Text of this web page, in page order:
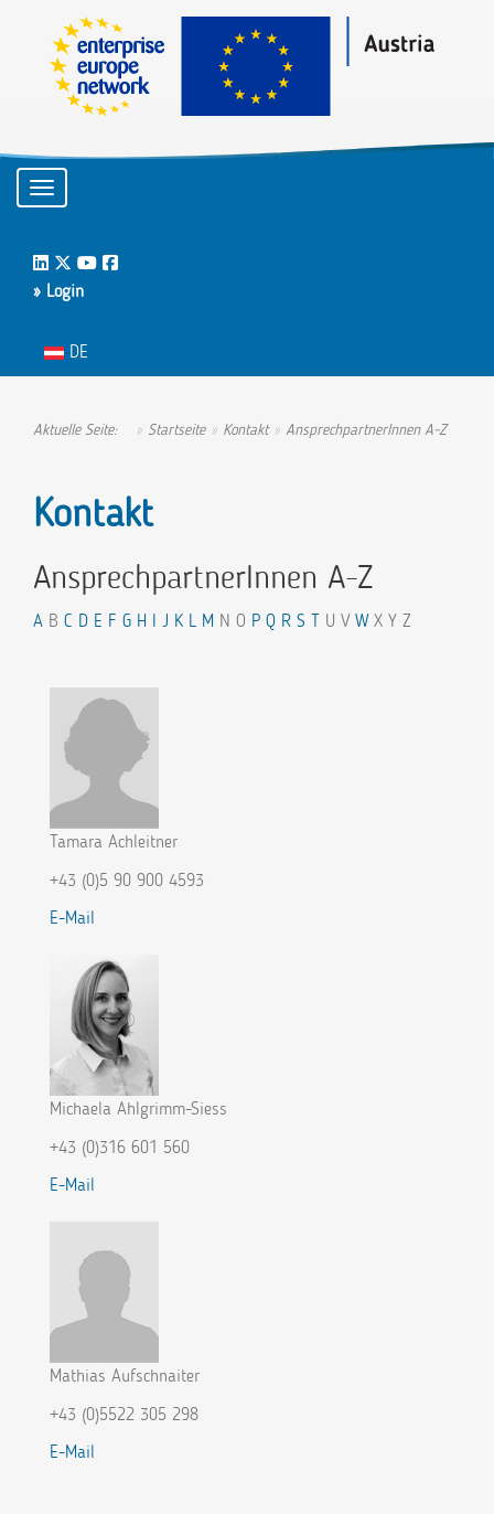
Toggle navigation
LinkedIn
Twitter
Youtube
Facebook
» Login
Sprache auswählen
DE
Aktuelle Seite: Startseite Kontakt AnsprechpartnerInnen A-Z
Kontakt
AnsprechpartnerInnen A-Z
A B C D E F G H I J K L M N O P Q R S T U V WX Y Z
Tamara Achleitner
+43 (0)5 90 900 4593
E-Mail
Michaela Ahlgrimm-Siess
+43 (0)316 601 560
E-Mail
Mathias Aufschnaiter
+43 (0)5522 305 298
E-Mail